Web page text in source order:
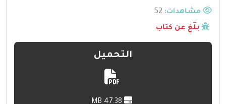
مشاهدات:
بلّغ عن كتاب
التحميل